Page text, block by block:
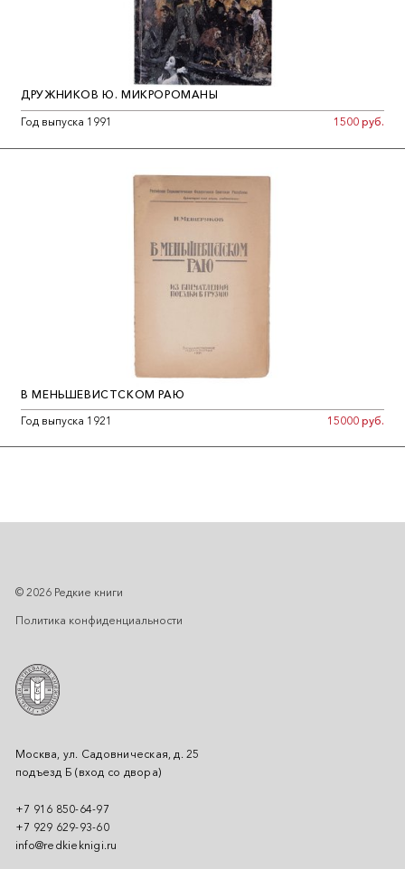
ДРУЖНИКОВ Ю. МИКРОРОМАНЫ
Год выпуска 1991
1500 руб.
В МЕНЬШЕВИСТСКОМ РАЮ
Год выпуска 1921
15000 руб.
Москва, ул. Садовническая, д. 25
подъезд Б (вход со двора)
+7 916 850-64-97
+7 929 629-93-60
info@redkieknigi.ru
© 2026 Редкие книги
Политика конфиденциальности